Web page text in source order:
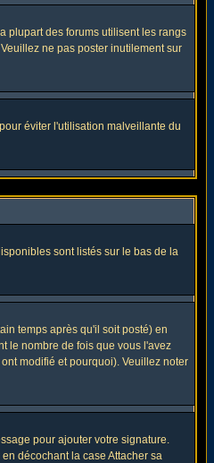
plupart des forums utilisent les rangs
ne pas poster inutilement sur
éviter l'utilisation malveillante du
sont listés sur le bas de la
temps après qu'il soit posté) en
le nombre de fois que vous l'avez
modifié et pourquoi). Veuillez noter
pour ajouter votre signature.
décochant la case Attacher sa